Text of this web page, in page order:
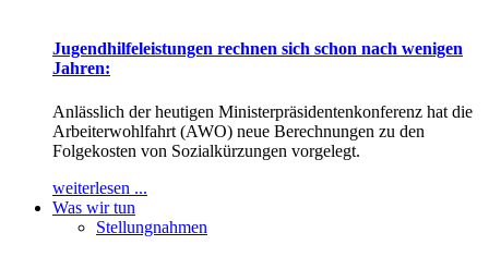
Jugendhilfeleistungen rechnen sich schon nach wenigen
Jahren:
Anlässlich der heutigen Ministerpräsidentenkonferenz hat die
Arbeiterwohlfahrt (AWO) neue Berechnungen zu den
Folgekosten von Sozialkürzungen vorgelegt.
weiterlesen ...
Was wir tun
Stellungnahmen